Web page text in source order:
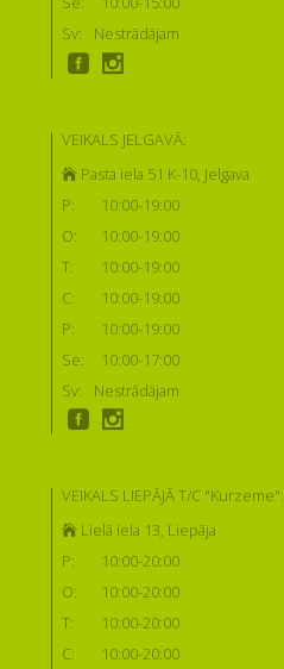
Sv:
Nestrādājam
VEIKALS JELGAVĀ:
Pasta iela 51 K-10, Jelgava
P:
10:00-19:00
O:
10:00-19:00
T:
10:00-19:00
C:
10:00-19:00
P:
10:00-19:00
Se:
10:00-17:00
Sv:
Nestrādājam
VEIKALS LIEPĀJĀ T/C "Kurzeme":
Lielā iela 13, Liepāja
P:
10:00-20:00
O:
10:00-20:00
T:
10:00-20:00
C:
10:00-20:00